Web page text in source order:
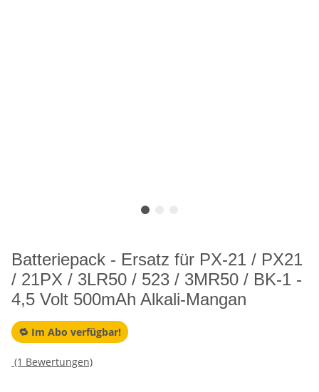
Batteriepack - Ersatz für PX-21 / PX21
/ 21PX / 3LR50 / 523 / 3MR50 / BK-1 -
4,5 Volt 500mAh Alkali-Mangan
🔁 Im Abo verfügbar!
(1 Bewertungen)